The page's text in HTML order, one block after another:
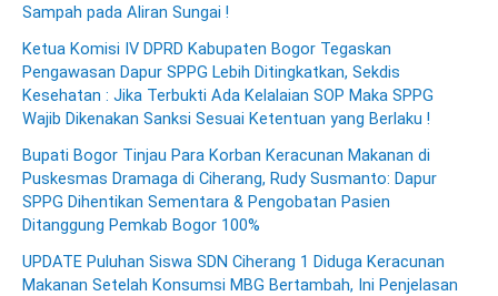
Sampah pada Aliran Sungai !
Ketua Komisi IV DPRD Kabupaten Bogor Tegaskan
Pengawasan Dapur SPPG Lebih Ditingkatkan, Sekdis
Kesehatan : Jika Terbukti Ada Kelalaian SOP Maka SPPG
Wajib Dikenakan Sanksi Sesuai Ketentuan yang Berlaku !
Bupati Bogor Tinjau Para Korban Keracunan Makanan di
Puskesmas Dramaga di Ciherang, Rudy Susmanto: Dapur
SPPG Dihentikan Sementara & Pengobatan Pasien
Ditanggung Pemkab Bogor 100%
UPDATE Puluhan Siswa SDN Ciherang 1 Diduga Keracunan
Makanan Setelah Konsumsi MBG Bertambah, Ini Penjelasan